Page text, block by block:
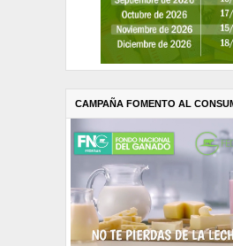
CAMPAÑA FOMENTO AL